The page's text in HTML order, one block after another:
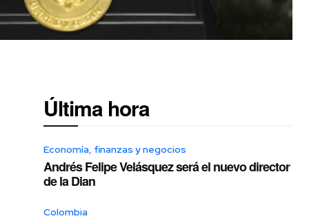
Última hora
Economía, finanzas y negocios
Andrés Felipe Velásquez será el nuevo director
de la Dian
Colombia